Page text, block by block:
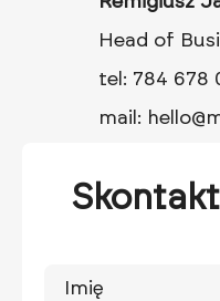
Head of
tel: 784 678
mail: